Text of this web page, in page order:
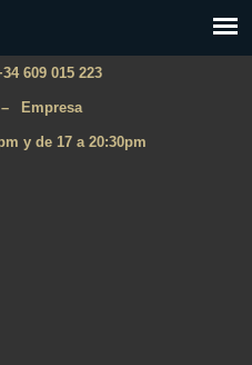
609 015 223
– Empresa
y de 17 a 20:30pm